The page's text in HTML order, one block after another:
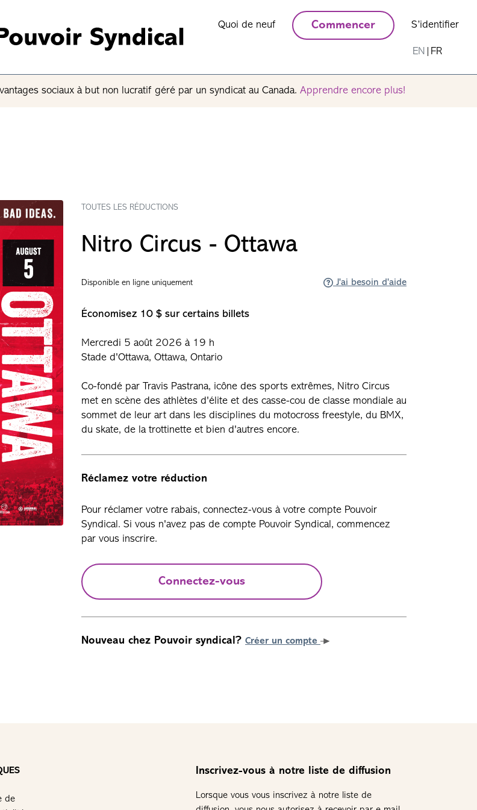
Quoi de neuf Commencer S’identifier
EN FR
sociaux à but non lucratif géré par un syndicat au Canada. Apprendre encore plus!
TOUTES LES RÉDUCTIONS
Nitro Circus - Ottawa
Disponible en ligne uniquement J'ai besoin d'aide
Économisez 10 $ sur certains billets
Mercredi 5 août 2026 à 19 h
Stade d'Ottawa, Ottawa, Ontario
Co-fondé par Travis Pastrana, icône des sports extrêmes, Nitro Circus
met en scène des athlètes d'élite et des casse-cou de classe mondiale au
sommet de leur art dans les disciplines du motocross freestyle, du BMX,
du skate, de la trottinette et bien d'autres encore.
Réclamez votre réduction
Pour réclamer votre rabais, connectez-vous à votre compte Pouvoir
Syndical. Si vous n'avez pas de compte Pouvoir Syndical, commencez
par vous inscrire.
Connectez-vous
Nouveau chez Pouvoir syndical? Créer un compte
de
Inscrivez-vous à notre liste de diffusion
Lorsque vous vous inscrivez à notre liste de